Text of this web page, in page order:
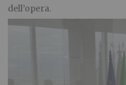
dell’opera.